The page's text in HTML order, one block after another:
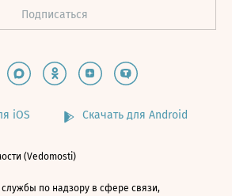
iOS Скачать для Android
(Vedomosti)
по надзору в сфере связи,